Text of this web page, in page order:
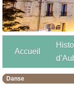
Accueil
Danse